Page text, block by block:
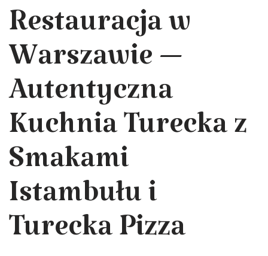
Restauracja w
Warszawie —
Autentyczna
Kuchnia Turecka z
Smakami
Istambułu i
Turecka Pizza